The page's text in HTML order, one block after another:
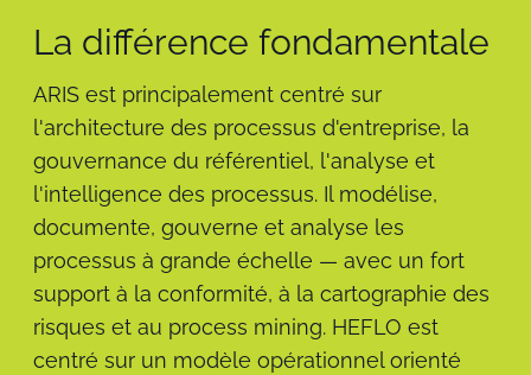
La différence fondamentale
ARIS est principalement centré sur
l'architecture des processus d'entreprise, la
gouvernance du référentiel, l'analyse et
l'intelligence des processus. Il modélise,
documente, gouverne et analyse les
processus à grande échelle — avec un fort
support à la conformité, à la cartographie des
risques et au process mining. HEFLO est
centré sur un modèle opérationnel orienté